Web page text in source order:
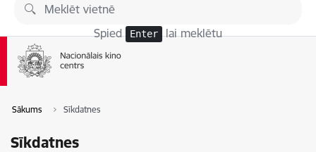
Pāriet uz lapas saturu
Spied Enter lai meklētu
Sākums Sīkdatnes
Sīkdatnes